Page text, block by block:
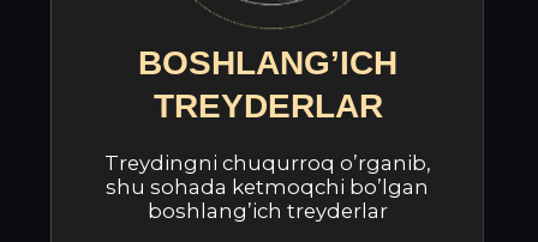
XODIMLAR
Treyding orqali qo'shimcha
bo’lgan xodimlar